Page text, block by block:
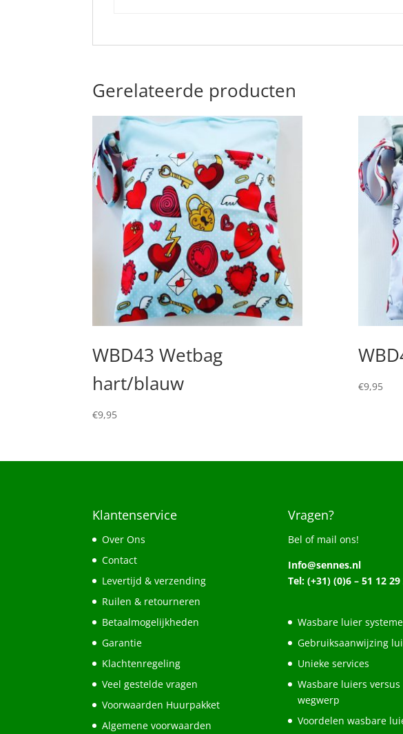
Gerelateerde producten
WBD43 Wetbag
hart/blauw
€9,95
€9,95
Klantenservice
Over Ons
Contact
Levertijd & verzending
Ruilen & retourneren
Betaalmogelijkheden
Garantie
Klachtenregeling
Veel gestelde vragen
Voorwaarden Huurpakket
Algemene voorwaarden
Vragen?
Bel of mail ons!
Info@sennes.nl
Tel: (+31) (0)6 – 51 12 29
Wasbare luier
Gebruiksaanwijzing
Unieke services
Wasbare luiers versus
wegwerp
Voordelen wasbare